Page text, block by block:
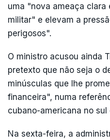
uma "nova ameaça clara
militar" e elevam a
perigosos".
O ministro acusou ainda
pretexto que não seja o
minúsculas que lhe
financeira", numa
cubano-americana no sul
Na sexta-feira, a